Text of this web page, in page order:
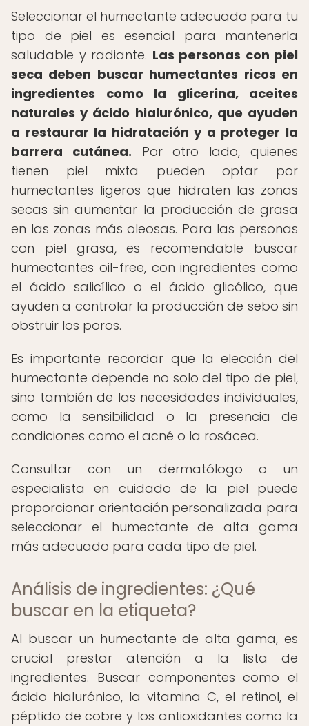
Seleccionar el humectante adecuado para tu
tipo de piel es esencial para mantenerla
saludable y radiante. Las personas con piel
seca deben buscar humectantes ricos en
ingredientes como la glicerina, aceites
naturales y ácido hialurónico, que ayuden
a restaurar la hidratación y a proteger la
barrera cutánea. Por otro lado, quienes
tienen piel mixta pueden optar por
humectantes ligeros que hidraten las zonas
secas sin aumentar la producción de grasa
en las zonas más oleosas. Para las personas
con piel grasa, es recomendable buscar
humectantes oil-free, con ingredientes como
el ácido salicílico o el ácido glicólico, que
ayuden a controlar la producción de sebo sin
obstruir los poros.
Es importante recordar que la elección del
humectante depende no solo del tipo de piel,
sino también de las necesidades individuales,
como la sensibilidad o la presencia de
condiciones como el acné o la rosácea.
Consultar con un dermatólogo o un
especialista en cuidado de la piel puede
proporcionar orientación personalizada para
seleccionar el humectante de alta gama
más adecuado para cada tipo de piel.
Análisis de ingredientes: ¿Qué
buscar en la etiqueta?
Al buscar un humectante de alta gama, es
crucial prestar atención a la lista de
ingredientes. Buscar componentes como el
ácido hialurónico, la vitamina C, el retinol, el
péptido de cobre y los antioxidantes como la